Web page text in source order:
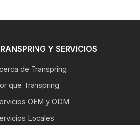
Y SERVICIOS
de Transpring
qué Transpring
OEM y ODM
Locales